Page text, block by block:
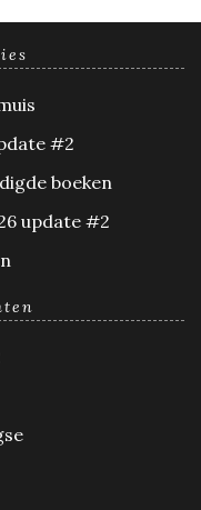
#2
boeken
update #2